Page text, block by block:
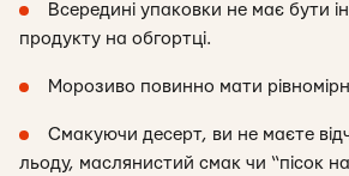
Всередині упаковки не має бути
продукту на обгортці.
Морозиво повинно мати
Смакуючи десерт, ви не маєте
льоду, маслянистий смак чи “пісок